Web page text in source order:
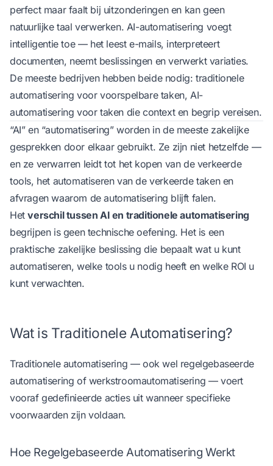
perfect maar faalt bij uitzonderingen en kan geen
natuurlijke taal verwerken. AI-automatisering voegt
intelligentie toe — het leest e-mails, interpreteert
documenten, neemt beslissingen en verwerkt variaties.
De meeste bedrijven hebben beide nodig: traditionele
automatisering voor voorspelbare taken, AI-
automatisering voor taken die context en begrip vereisen.
“AI” en “automatisering” worden in de meeste zakelijke
gesprekken door elkaar gebruikt. Ze zijn niet hetzelfde —
en ze verwarren leidt tot het kopen van de verkeerde
tools, het automatiseren van de verkeerde taken en
afvragen waarom de automatisering blijft falen.
Hetverschil tussen AI en traditionele automatisering
begrijpen is geen technische oefening. Het is een
praktische zakelijke beslissing die bepaalt wat u kunt
automatiseren, welke tools u nodig heeft en welke ROI u
kunt verwachten.
Wat is Traditionele Automatisering?
Traditionele automatisering — ook wel regelgebaseerde
automatisering of werkstroomautomatisering — voert
vooraf gedefinieerde acties uit wanneer specifieke
voorwaarden zijn voldaan.
Hoe Regelgebaseerde Automatisering Werkt